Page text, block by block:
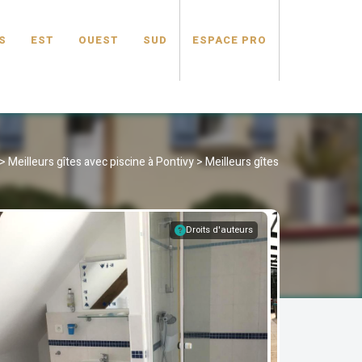
EST OUEST SUD ESPACE PRO
Meilleurs gîtes avec piscine à Pontivy>Meilleurs gîtes
Droits d'auteurs